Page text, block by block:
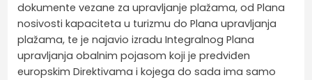
dokumente vezane za upravljanje plažama, od Plana
nosivosti kapaciteta u turizmu do Plana upravljanja
plažama, te je najavio izradu Integralnog Plana
upravljanja obalnim pojasom koji je predviđen
europskim Direktivama i kojega do sada ima samo